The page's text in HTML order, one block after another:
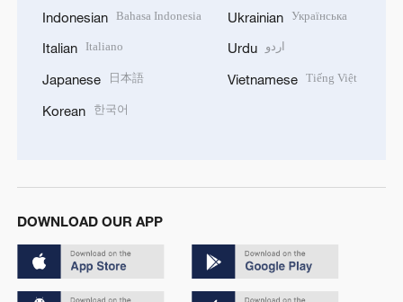
Indonesian Bahasa Indonesia
Italian Italiano
Japanese 日本語
Korean 한국어
Ukrainian Українська
Urdu اردو
Vietnamese Tiếng Việt
DOWNLOAD OUR APP